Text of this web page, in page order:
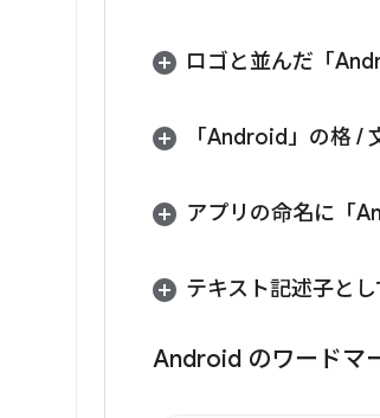
ロゴと並んだ「
「Android」の格/
アプリの命名に「
テキスト記述子と
Android のワードマ